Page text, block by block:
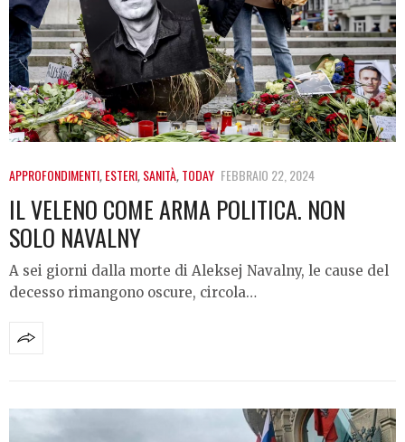
APPROFONDIMENTI,ESTERI,SANITÀ,TODAY FEBBRAIO 22, 2024
IL VELENO COME ARMA POLITICA. NON
SOLO NAVALNY
A sei giorni dalla morte di Aleksej Navalny, le cause del
decesso rimangono oscure, circola…